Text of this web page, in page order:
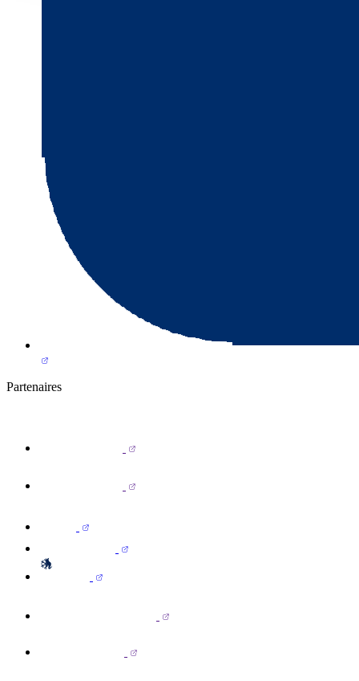
Partenaires